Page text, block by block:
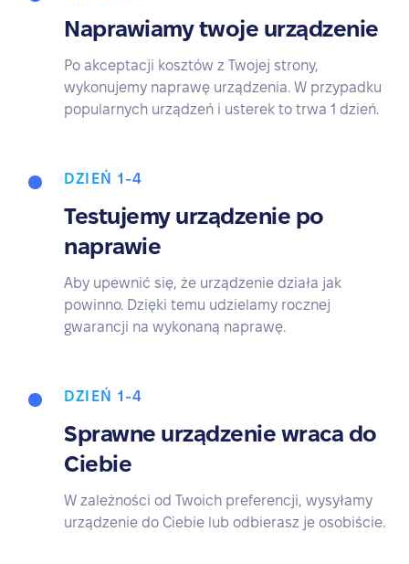
Naprawiamy twoje urządzenie
Po akceptacji kosztów z Twojej strony,
wykonujemy naprawę urządzenia. W przypadku
popularnych urządzeń i usterek to trwa 1 dzień.
DZIEŃ 1-4
Testujemy urządzenie po
naprawie
Aby upewnić się, że urządzenie działa jak
powinno. Dzięki temu udzielamy rocznej
gwarancji na wykonaną naprawę.
DZIEŃ 1-4
Sprawne urządzenie wraca do
Ciebie
W zależności od Twoich preferencji, wysyłamy
urządzenie do Ciebie lub odbierasz je osobiście.